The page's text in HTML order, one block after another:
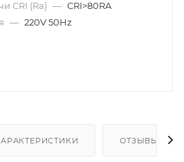
CRI (Ra) — CRI>80RA
— 220V 50Hz
ОТЗЫВЫ